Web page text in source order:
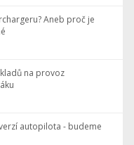
Aneb proč je
na provoz
autopilota - budeme